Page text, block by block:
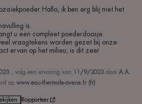
Hallo, ik ben erg blij met het
ervan op het milieu, is dit zeer
, volg een ervaring van 11/9/2023 door A.A.
op www.eau-thermale-avene.fr (fr)
Rapporteer